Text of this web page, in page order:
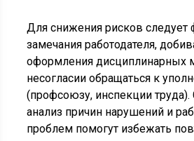
Для снижения рисков следует
замечания работодателя,
оформления дисциплинарных
несогласии обращаться к
(профсоюзу, инспекции труда).
анализ причин нарушений и
проблем помогут избежать